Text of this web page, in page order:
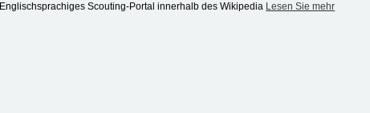
Englischsprachiges Scouting-Portal innerhalb des Wikipedia Lesen Sie mehr